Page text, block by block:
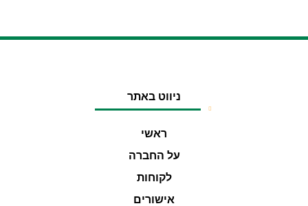
ניווט באתר
ראשי
על החברה
לקוחות
אישורים